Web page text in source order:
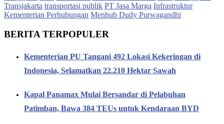
Transjakarta transportasi publik PT Jasa Marga Infrastruktur
Kementerian Perhubungan Menhub Dudy Purwagandhi
BERITA TERPOPULER
Kementerian PU Tangani 492 Lokasi Kekeringan di
Indonesia, Selamatkan 22.210 Hektar Sawah
Kapal Panamax Mulai Bersandar di Pelabuhan
Patimban, Bawa 384 TEUs untuk Kendaraan BYD